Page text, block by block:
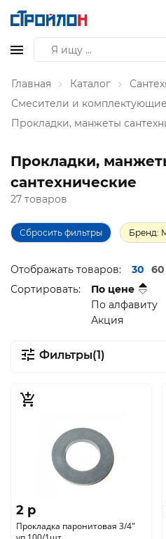
Главная Каталог
Смесители и комплектующие
Прокладки, манжеты
Прокладки,
сантехнические
27 товаров
Сбросить фильтры Бренд:
Отображать товаров: 30 60
Сортировать:
По цене
По алфавиту
Акция
Фильтры(1)
2 p
Прокладка паронитовая 3/4"